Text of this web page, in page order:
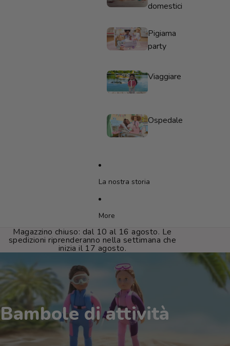
domestici
Pigiama
party
Viaggiare
Ospedale
La nostra storia
More
Magazzino chiuso: dal 10 al 16 agosto. Le
spedizioni riprenderanno nella settimana che
inizia il 17 agosto.
Bambole di attività